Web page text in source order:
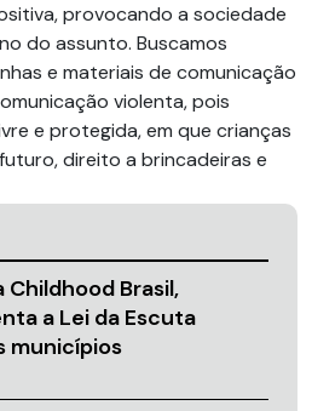
provocando a sociedade
do assunto. Buscamos
e materiais de comunicação
violenta, pois
e protegida, em que crianças
direito a brincadeiras e
Childhood Brasil,
a Lei da Escuta
municípios